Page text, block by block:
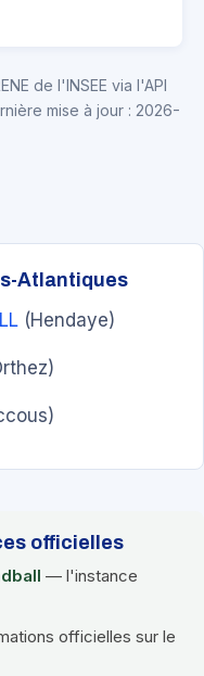
de l'INSEE via l'API
mise à jour : 2026-
Atlantiques
(Hendaye)
officielles
— l'instance
officielles sur le